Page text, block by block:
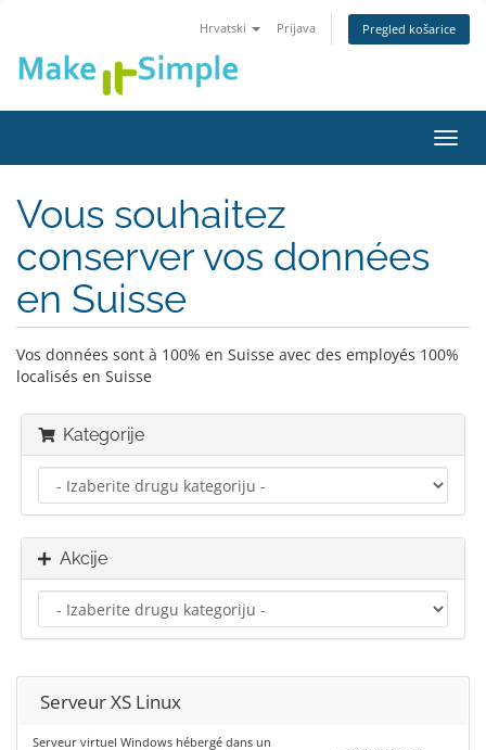
Hrvatski Prijava Pregled košarice
Vous souhaitez
conserver vos données
en Suisse
Vos données sont à 100% en Suisse avec des employés 100%
localisés en Suisse
Kategorije
Akcije
Serveur XS Linux
Serveur virtuel Windows hébergé dans un